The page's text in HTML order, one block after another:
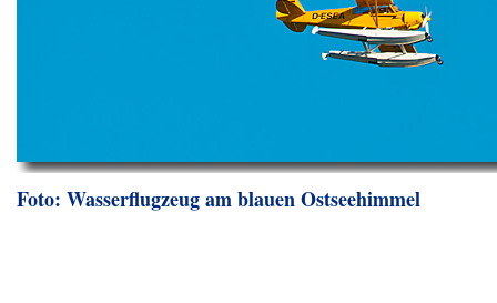
Foto: Wasserflugzeug am blauen Ostseehimmel